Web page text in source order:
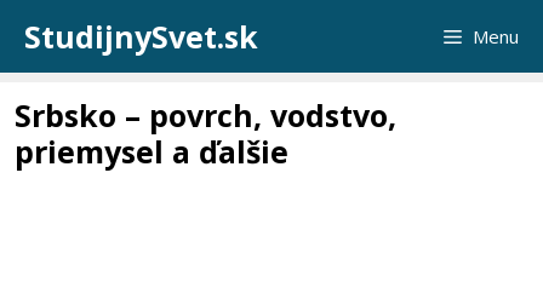
obsah
StudijnySvet.sk Menu
Srbsko – povrch, vodstvo,
priemysel a ďalšie